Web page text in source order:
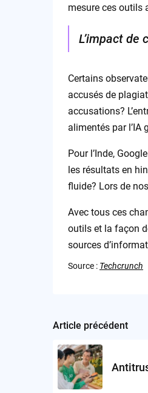
mesure ces outils
L’impact
Certains
accusés de
accusations?
alimentés par l’IA
Pour l’Inde,
les résultats en
fluide? Lors de
Avec tous ces
outils et la façon
sources
Source : Techcrunch
Post
navigation
Article précédent